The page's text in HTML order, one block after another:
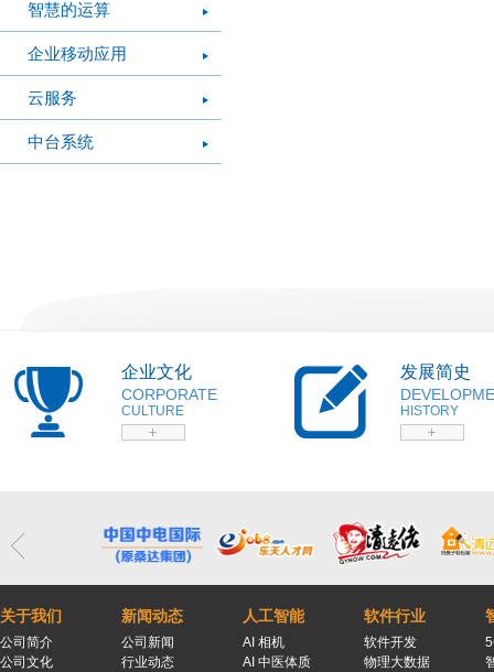
智慧的运算
企业移动应用
云服务
中台系统
企业文化
CORPORATE
CULTURE
发展简史
HISTORY
关于我们
公司简介
公司文化
新闻动态
公司新闻
行业动态
人工智能
AI 相机
AI 中医体质
软件行业
软件开发
物理大数据